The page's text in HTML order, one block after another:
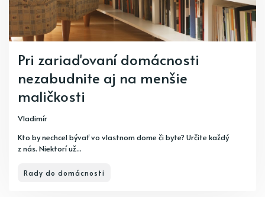
Pri zariaďovaní domácnosti
nezabudnite aj na menšie
maličkosti
Vladimír
Kto by nechcel bývať vo vlastnom dome či byte? Určite každý
z nás. Niektorí už...
Rady do domácnosti